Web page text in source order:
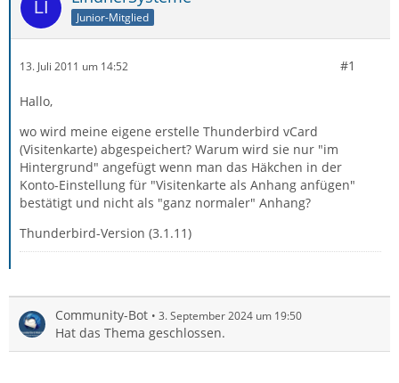
Junior-Mitglied
13. Juli 2011 um 14:52 #1
Hallo,
wo wird meine eigene erstelle Thunderbird vCard
(Visitenkarte) abgespeichert? Warum wird sie nur "im
Hintergrund" angefügt wenn man das Häkchen in der
Konto-Einstellung für "Visitenkarte als Anhang anfügen"
bestätigt und nicht als "ganz normaler" Anhang?
Thunderbird-Version (3.1.11)
Community-Bot 3. September 2024 um 19:50
Hat das Thema geschlossen.